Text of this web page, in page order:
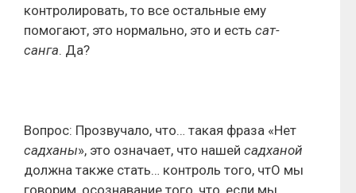
контролировать, то все остальные ему
помогают, это нормально, это и есть сат-
санга. Да?
Вопрос: Прозвучало, что… такая фраза «Нет
садханы», это означает, что нашей садханой
должна также стать… контроль того, чтО мы